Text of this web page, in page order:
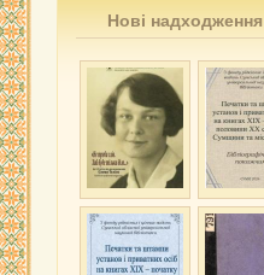
Нові надходження